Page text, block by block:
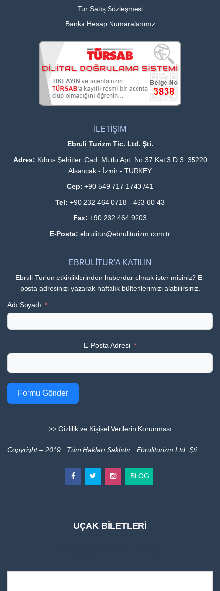
Tur Satış Sözleşmesi
Banka Hesap Numaralarımız
İLETİŞİM
Ebruli Turizm Tic. Ltd. Şti.
Adres: Kıbrıs Şehitleri Cad. Mutlu Apt. No:37 Kat:3 D:3 35220
Alsancak - İzmir - TURKEY
Cep: +90 549 717 1740 /41
Tel: +90 232 464 0718 - 463 60 43
Fax: +90 232 464 9203
E-Posta: ebrulitur@ebruliturizm.com.tr
EBRULİTUR'A KATILIN
Ebruli Tur'un etkinliklerinden haberdar olmak ister misiniz? E-
posta adresinizi yazarak haftalık bültenlerimizi alabilirsiniz.
Adı Soyadı
E-Posta Adresi
Formu Gönder
>> Gizlilik ve Kişisel Verilerin Korunması
Copyright – 2019 . Tüm Hakları Saklıdır . Ebruliturizm Ltd. Şti.
BLOG
UÇAK BİLETLERİ